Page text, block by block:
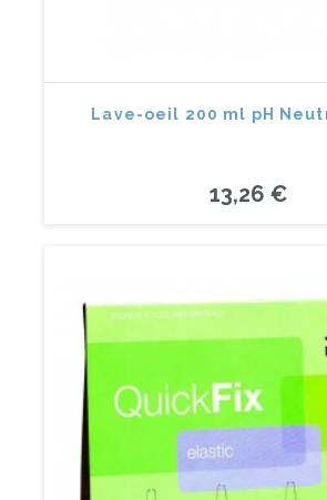
Lave-oeil 200 ml pH
13,26 €